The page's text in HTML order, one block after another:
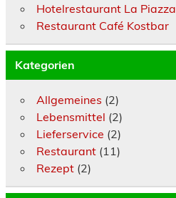
Hotelrestaurant La Piazza
Restaurant Café Kostbar
Kategorien
Allgemeines (2)
Lebensmittel (2)
Lieferservice (2)
Restaurant(11)
Rezept(2)